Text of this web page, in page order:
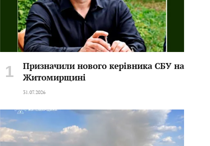
Призначили нового керівника СБУ на
Житомирщині
31.07.2026